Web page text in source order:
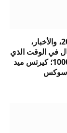
شائعات الموعد النهائي لتجارة MLB لعام 2026، والأخبار،
في الوقت الذي
يحقق فيه فريق Tigers الضربة المهنية رقم 1000؛ كيرتس ميد
سوكس